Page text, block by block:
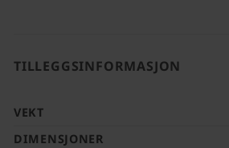
TILLEGGSINFORMASJON
VEKT
DIMENSJONER